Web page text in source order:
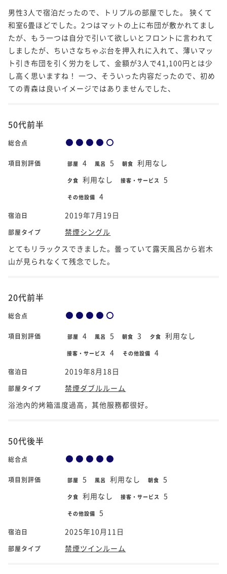
男性3人で宿泊だったので、トリプルの部屋でした。 狭くて
和室6畳ほどでした。2つはマットの上に布団が敷かれてまし
たが、もう一つは自分で引いて欲しいとフロントに言われて
しましたが、ちいさなちゃぶ台を押入れに入れて、薄いマッ
ト引き布団を引く労力をして、金額が3人で41,100円とは少
し高く思いますね！ 一つ、そういった内容だったので、初め
ての青森は良いイメージではありませんでした、
50代前半
総合点
項目別評価 部屋 4 風呂 5 朝食 利用なし
夕食 利用なし 接客・サービス 5
その他設備 4
宿泊日 2019年7月19日
部屋タイプ
禁煙シングル
とてもリラックスできました。曇っていて露天風呂から岩木
山が見られなくて残念でした。
20代前半
総合点
項目別評価 部屋 4 風呂 5 朝食 3 夕食 利用なし
接客・サービス 4 その他設備 4
宿泊日 2019年8月18日
部屋タイプ
禁煙ダブルルーム
浴池內的烤箱溫度過高，其他服務都很好。
50代後半
総合点
項目別評価 部屋 5 風呂 利用なし 朝食 5
夕食 利用なし 接客・サービス 5
その他設備 5
宿泊日 2025年10月11日
部屋タイプ 禁煙ツインルーム